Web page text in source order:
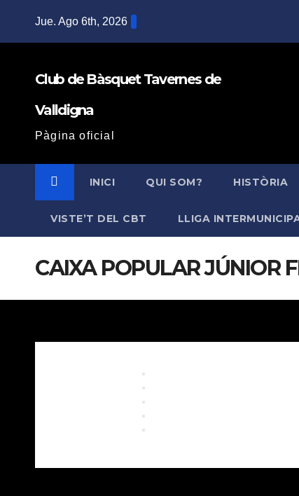
Jue. Ago 6th, 2026
Club de Bàsquet Tavernes de
Valldigna
Pàgina oficial
INICI QUI SOM? HISTÒRIA
VISTE’T DEL CBT LLIGA
CAIXA POPULAR JÚNIOR